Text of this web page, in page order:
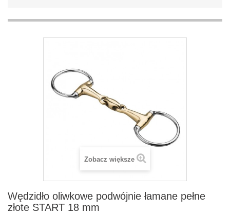
Zobacz większe
Wędzidło oliwkowe podwójnie łamane pełne
złote START 18 mm